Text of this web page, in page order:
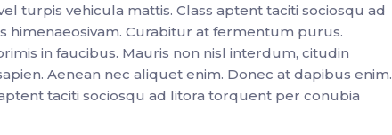
turpis vehicula mattis. Class aptent taciti sociosqu ad
Curabitur at fermentum purus.
in faucibus. Mauris non nisl interdum, citudin
Aenean nec aliquet enim. Donec at dapibus enim.
taciti sociosqu ad litora torquent per conubia